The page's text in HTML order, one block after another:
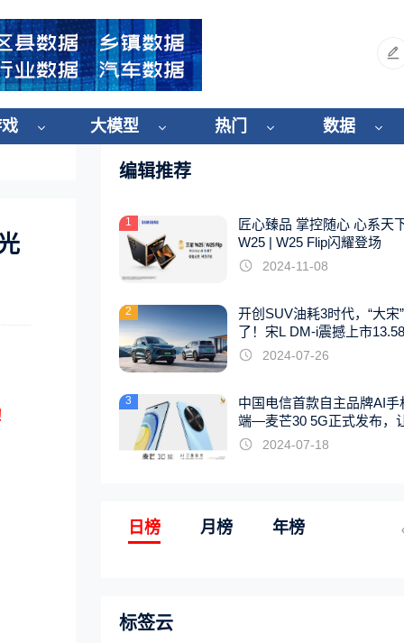
大模型 热门 数据
编辑推荐
1
匠心臻品 掌控随心 心系天
W25 | W25 Flip闪耀登场
2024-11-08
2
开创SUV油耗3时代，“大宋
了！宋L DM-i震撼上市
起
2024-07-26
3
中国电信首款自主品牌AI手
端—麦芒30 5G正式发布，
触手可及2024-07-18
日榜 月榜 年榜
标签云